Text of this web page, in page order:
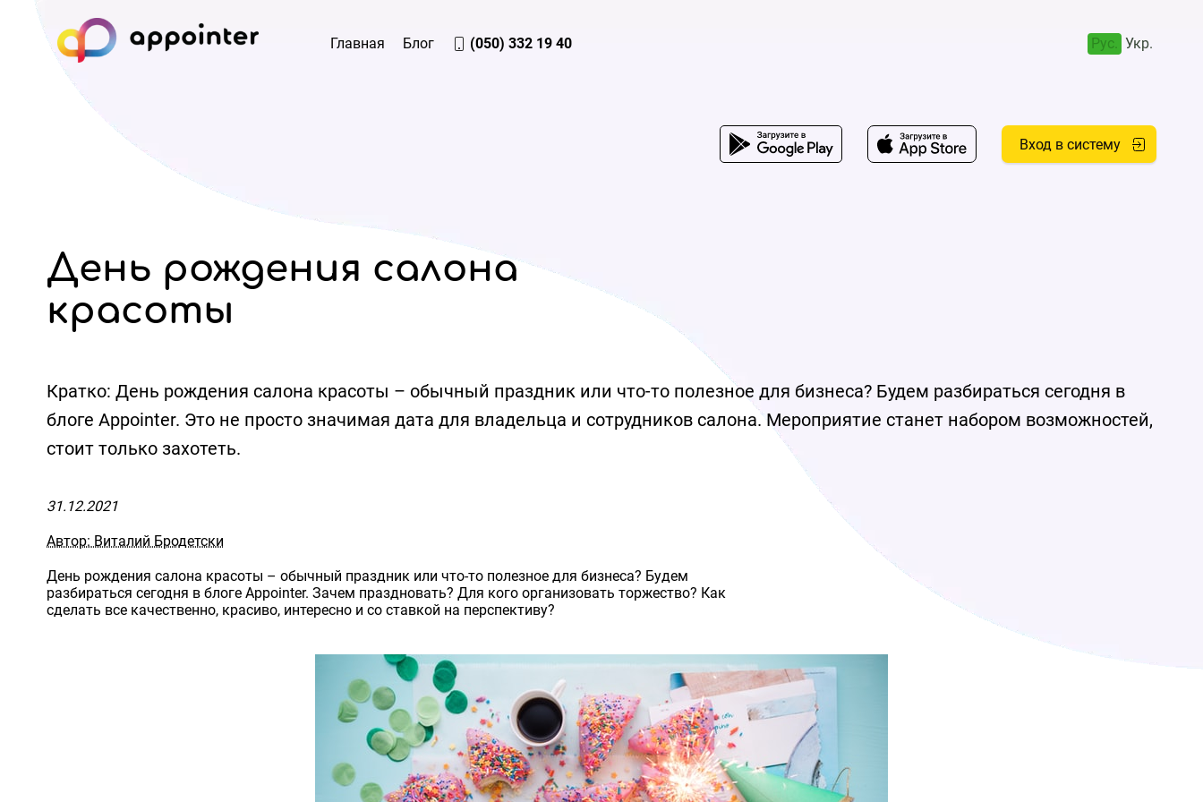
Главная Блог (050) 332 19 40 Рус. Укр.
Вход в систему
День рождения салона
красоты
Кратко: День рождения салона красоты – обычный праздник или что-то полезное для бизнеса? Будем разбираться сегодня в
блоге Appointer. Это не просто значимая дата для владельца и сотрудников салона. Мероприятие станет набором возможностей,
стоит только захотеть.
31.12.2021
Автор: Виталий Бродетски
День рождения салона красоты – обычный праздник или что-то полезное для бизнеса? Будем
разбираться сегодня в блоге Appointer. Зачем праздновать? Для кого организовать торжество? Как
сделать все качественно, красиво, интересно и со ставкой на перспективу?